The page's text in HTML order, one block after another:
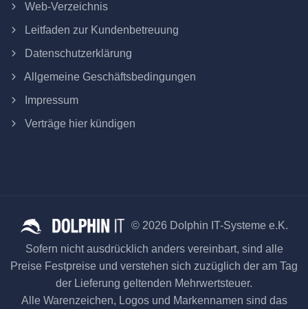
Web-Verzeichnis
Leitfaden zur Kundenbetreuung
Datenschutzerklärung
Allgemeine Geschäftsbedingungen
Impressum
Verträge hier kündigen
© 2026 Dolphin IT-Systeme e.K.
Sofern nicht ausdrücklich anders vereinbart, sind alle
Preise Festpreise und verstehen sich zuzüglich der am Tag
der Lieferung geltenden Mehrwertsteuer.
Alle Warenzeichen, Logos und Markennamen sind das